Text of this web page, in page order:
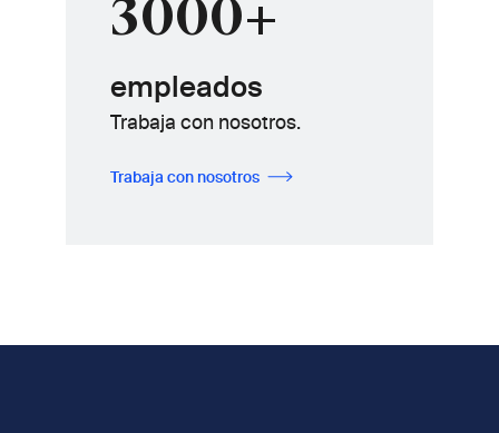
3000+
empleados
Trabaja con nosotros.
Trabaja con nosotros